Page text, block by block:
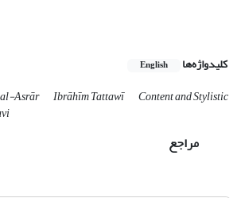
کلیدواژه‌ها English
Asrār Ibrāhīm Tattawī Content and Stylistic
مراجع